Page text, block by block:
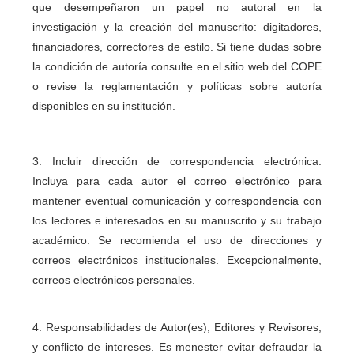
que desempeñaron un papel no autoral en la
investigación y la creación del manuscrito: digitadores,
financiadores, correctores de estilo. Si tiene dudas sobre
la condición de autoría consulte en el sitio web del COPE
o revise la reglamentación y políticas sobre autoría
disponibles en su institución.
3. Incluir dirección de correspondencia electrónica.
Incluya para cada autor el correo electrónico para
mantener eventual comunicación y correspondencia con
los lectores e interesados en su manuscrito y su trabajo
académico. Se recomienda el uso de direcciones y
correos electrónicos institucionales. Excepcionalmente,
correos electrónicos personales.
4. Responsabilidades de Autor(es), Editores y Revisores,
y conflicto de intereses. Es menester evitar defraudar la